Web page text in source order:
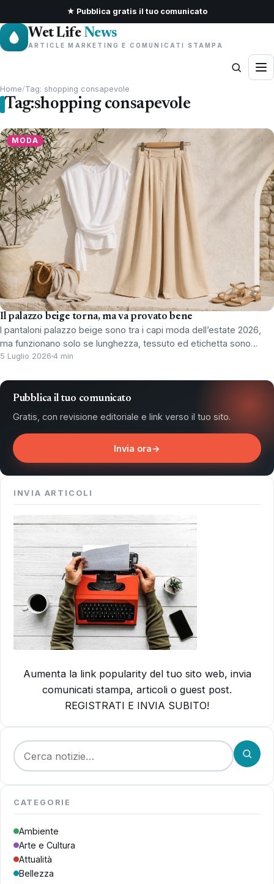
★ Pubblica gratis il tuo comunicato
Wet Life News
ARTICLE MARKETING E COMUNICATI STAMPA
Home/Tag: shopping consapevole
Tag:shopping consapevole
MODA
Il palazzo beige torna, ma va provato bene
I pantaloni palazzo beige sono tra i capi moda dell’estate 2026,
ma funzionano solo se lunghezza, tessuto ed etichetta sono…
5 Luglio 2026 4 min
Pubblica il tuo comunicato
Gratis, con revisione editoriale e link verso il tuo sito.
Invia ora→
INVIA ARTICOLI
Aumenta la link popularity del tuo sito web, invia
comunicati stampa, articoli o guest post.
REGISTRATI E INVIA SUBITO!
Cerca:
CATEGORIE
Ambiente
Arte e Cultura
Attualità
Bellezza